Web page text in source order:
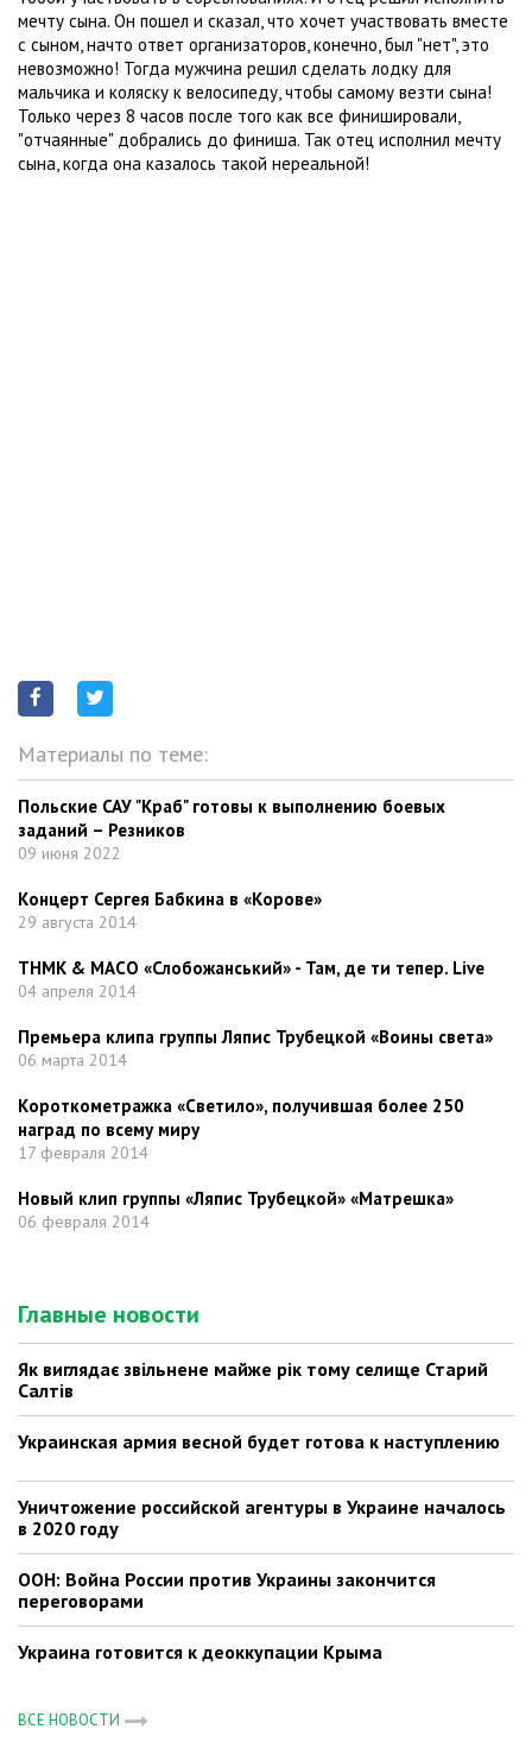
мечту сына. Он пошел и сказал, что хочет участвовать вместе
с сыном, начто ответ организаторов, конечно, был "нет", это
невозможно! Тогда мужчина решил сделать лодку для
мальчика и коляску к велосипеду, чтобы самому везти сына!
Только через 8 часов после того как все финишировали,
"отчаянные" добрались до финиша. Так отец исполнил мечту
сына, когда она казалось такой нереальной!
Материалы по теме:
Польские САУ "Краб" готовы к выполнению боевых
заданий – Резников
09 июня 2022
Концерт Сергея Бабкина в «Корове»
29 августа 2014
ТНМК & МАСО «Слобожанський» - Там, де ти тепер. Live
04 апреля 2014
Премьера клипа группы Ляпис Трубецкой «Воины света»
06 марта 2014
Короткометражка «Светило», получившая более 250
наград по всему миру
17 февраля 2014
Новый клип группы «Ляпис Трубецкой» «Матрешка»
06 февраля 2014
Главные новости
Як виглядає звільнене майже рік тому селище Старий
Салтів
Украинская армия весной будет готова к наступлению
Уничтожение российской агентуры в Украине началось
в 2020 году
ООН: Война России против Украины закончится
переговорами
Украина готовится к деоккупации Крыма
ВСЕ НОВОСТИ